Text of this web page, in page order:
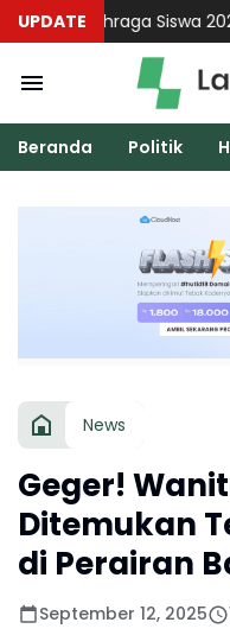
UPDATESiswa 2026
Beranda Politik
News
Geger!
Ditemukan
di Perairan
September 12, 2025